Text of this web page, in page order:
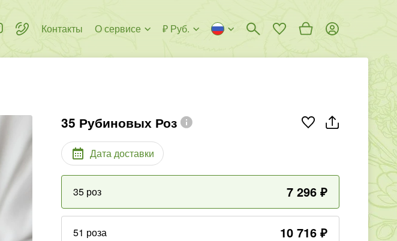
Контакты О сервисе ₽ Руб.
35 Рубиновых Роз
Дата доставки
35 роз 7 296 ₽
51 роза 10 716 ₽